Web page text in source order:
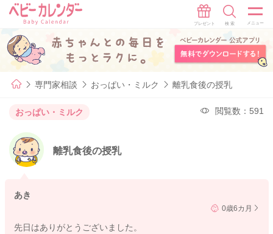
専門家相談 おっぱい・ミルク 離乳食後の授乳
おっぱい・ミルク 閲覧数：591
離乳食後の授乳
あき
0歳6カ月
先日はありがとうございました。